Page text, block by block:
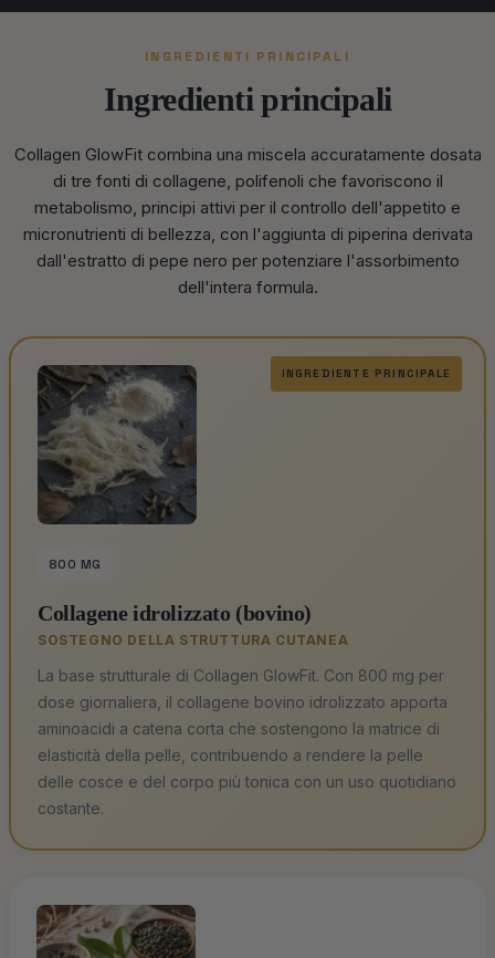
INGREDIENTI PRINCIPALI
Ingredienti principali
Collagen GlowFit combina una miscela accuratamente dosata
di tre fonti di collagene, polifenoli che favoriscono il
metabolismo, principi attivi per il controllo dell'appetito e
micronutrienti di bellezza, con l'aggiunta di piperina derivata
dall'estratto di pepe nero per potenziare l'assorbimento
dell'intera formula.
INGREDIENTE PRINCIPALE
800 MG
Collagene idrolizzato (bovino)
SOSTEGNO DELLA STRUTTURA CUTANEA
La base strutturale di Collagen GlowFit. Con 800 mg per
dose giornaliera, il collagene bovino idrolizzato apporta
aminoacidi a catena corta che sostengono la matrice di
elasticità della pelle, contribuendo a rendere la pelle
delle cosce e del corpo più tonica con un uso quotidiano
costante.